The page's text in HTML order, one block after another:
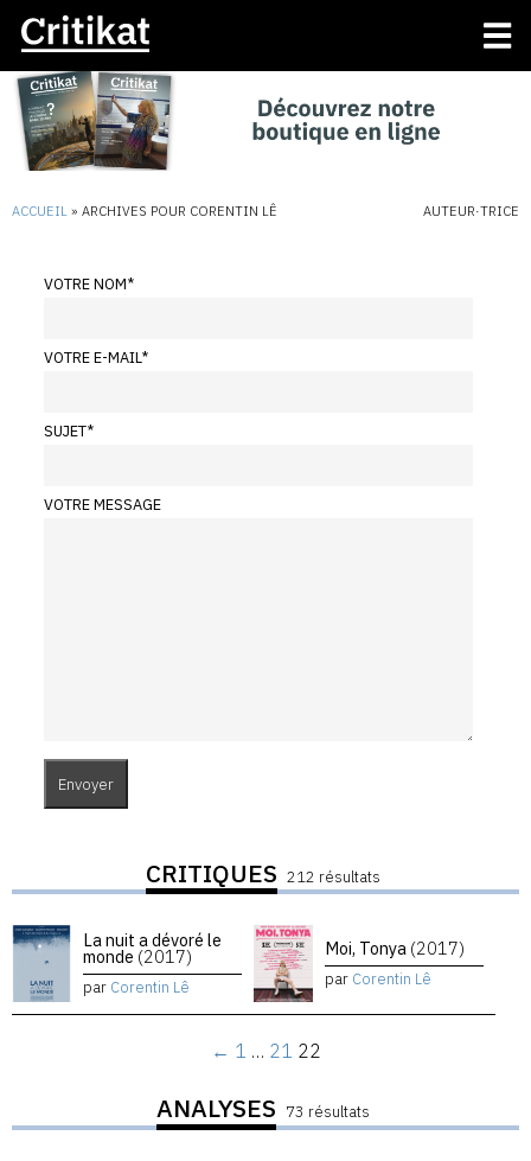
ACCUEIL » ARCHIVES POUR CORENTIN LÊ AUTEUR·TRICE
VOTRE NOM*
VOTRE E-MAIL*
SUJET*
VOTRE MESSAGE
CRITIQUES 212 résultats
La nuit a dévoré le
monde (2017)
par Corentin Lê
Moi, Tonya (2017)
par Corentin Lê
← 1 … 21 22
ANALYSES 73 résultats